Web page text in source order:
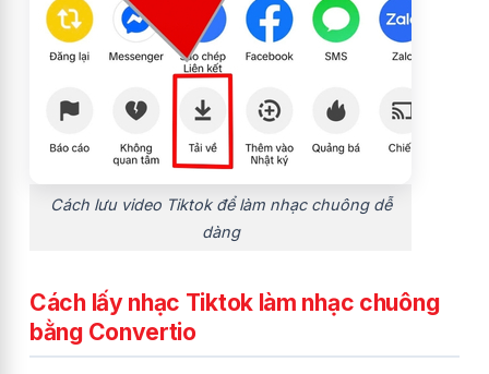
Cách lưu video Tiktok để làm nhạc chuông dễ
dàng
Cách lấy nhạc Tiktok làm nhạc chuông
bằng Convertio